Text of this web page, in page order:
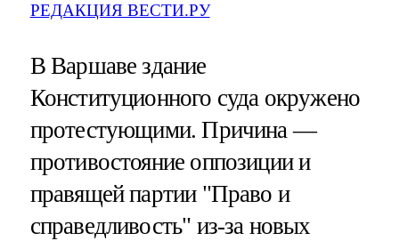
РЕДАКЦИЯ ВЕСТИ.РУ
В Варшаве здание
Конституционного суда окружено
протестующими. Причина —
противостояние оппозиции и
правящей партии "Право и
справедливость" из-за новых